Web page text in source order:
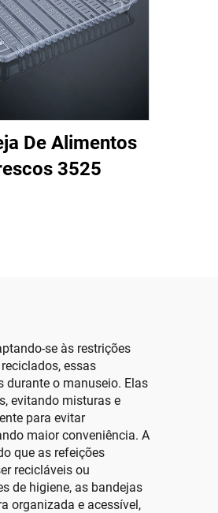
De Alimentos
3525
se às restrições
essas
durante o manuseio. Elas
evitando misturas e
para evitar
maior conveniência. A
que as refeições
recicláveis ou
de higiene, as bandejas
organizada e acessível,